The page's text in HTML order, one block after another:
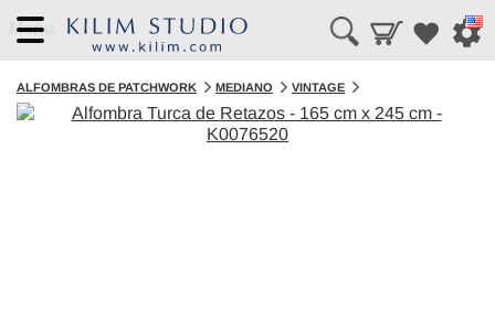
Menu
ALFOMBRAS DE PATCHWORK MEDIANO VINTAGE